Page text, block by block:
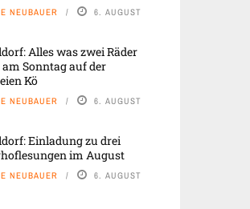
NEUBAUER 6. AUGUST
Alles was zwei Räder
Sonntag auf der
Kö
NEUBAUER 6. AUGUST
Einladung zu drei
im August
NEUBAUER 6. AUGUST